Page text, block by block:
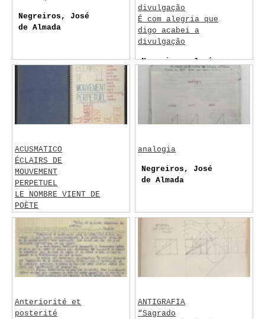
Negreiros, José
de Almada
divulgação
É com alegria que
digo acabei a
divulgação
Negreiros, José
de Almada
ACUSMATICO
ÉCLAIRS DE
MOUVEMENT
PERPETUEL
LE NOMBRE VIENT DE
POÈTE
Negreiros, José
de Almada
analogia
Negreiros, José
de Almada
Anteriorité et
posterité
ANTIGRAFIA
“Sagrado